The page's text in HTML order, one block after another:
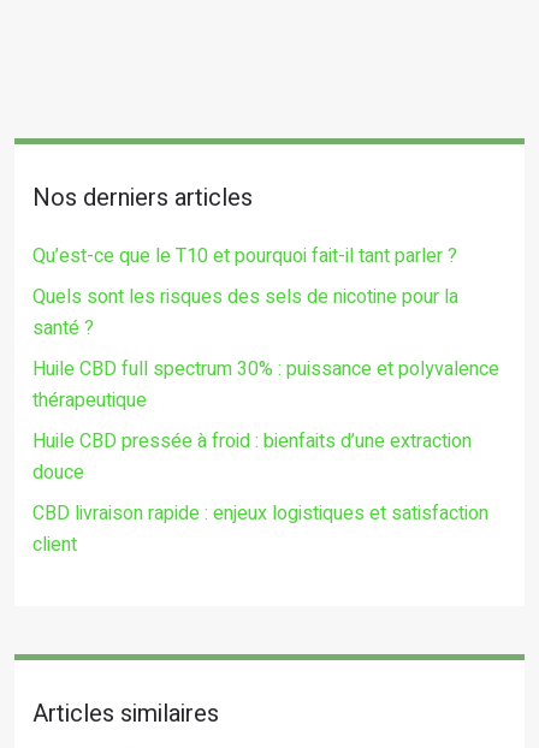
Nos derniers articles
Qu’est-ce que le T10 et pourquoi fait-il tant parler ?
Quels sont les risques des sels de nicotine pour la
santé ?
Huile CBD full spectrum 30% : puissance et polyvalence
thérapeutique
Huile CBD pressée à froid : bienfaits d’une extraction
douce
CBD livraison rapide : enjeux logistiques et satisfaction
client
Articles similaires